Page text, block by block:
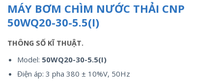
MÁY BƠM CHÌM NƯỚC THẢI CNP
50WQ20-30-5.5(I)
THÔNG SỐ KĨ THUẬT.
Model: 50WQ20-30-5.5(I)
Điện áp: 3 pha 380 ± 10%V, 50Hz